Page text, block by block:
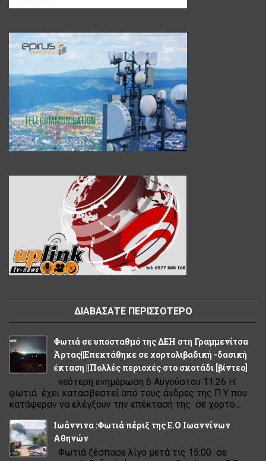
ΔΙΑΒΑΣΑΤΕ ΠΕΡΙΣΣΟΤΕΡΟ
Φωτιά σε υποσταθμό της ΔΕΗ στη Γραμμενίτσα
Άρτας||Επεκτάθηκε σε χορτολιβαδική -δασική
έκταση ||Πολλές περιοχές στο σκοτάδι [βίντεο]
νεότερη ενημέρωση 6 Αυγούστου 11:26 Η
φωτιά έχει κατασβεστεί από τους άνδρες της Π.Υ που
κατάφεραν να ελέγξουν την επέκτασή της σε χορτο...
Ιωάννινα :Φωτιά πέριξ της Ε.Ο Ιωαννίνων
Αθηνών
Φωτιά ξέσπασε λίγο μετά τις 15:00 σε